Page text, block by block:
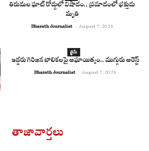
తిరుమల ఘాట్ రోడ్డులో విషాదం.. ప్రమాదంలో భక్తుడు
మృతి
Bharath Journalist - August 7, 2026
క్రైమ్
ఇద్దరు గిరిజన బాలికలపై అఘాయిత్యం.. ముగ్గురు అరెస్ట్
Bharath Journalist - August 7, 2026
తాజావార్తలు